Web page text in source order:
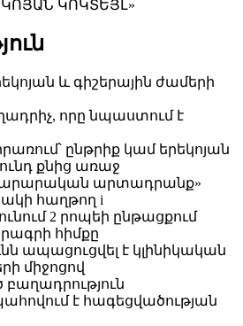
և գիշերային ժամերի
որը նպաստում է
ընթրիք կամ երեկոյան
քնից առաջ
արտադրանք»
հաղթող i
2 րոպեի ընթացքում
հիմքը
ապացուցվել է կլինիկական
միջոցով
է հագեցվածության